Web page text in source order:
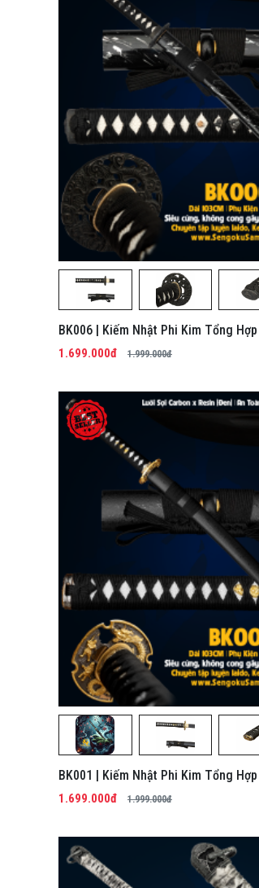
BK006 | Kiếm Nhật Phi Kim Tổng Hợp
1.699.000đ 1.999.000đ
BK001 | Kiếm Nhật Phi Kim Tổng Hợp
1.699.000đ 1.999.000đ